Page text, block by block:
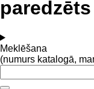
Meklēšana
(numurs katalogā,